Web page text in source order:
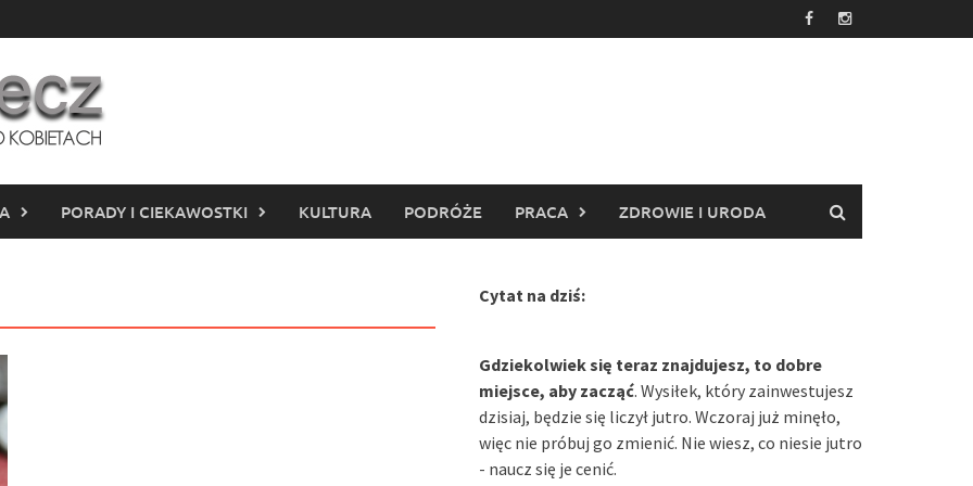
PORADY I CIEKAWOSTKI KULTURA PODRÓŻE PRACA ZDROWIE I URODA
Cytat na dziś:
Gdziekolwiek się teraz znajdujesz, to dobre
miejsce, aby zacząć. Wysiłek, który zainwestujesz
dzisiaj, będzie się liczył jutro. Wczoraj już minęło,
więc nie próbuj go zmienić. Nie wiesz, co niesie jutro
- naucz się je cenić.